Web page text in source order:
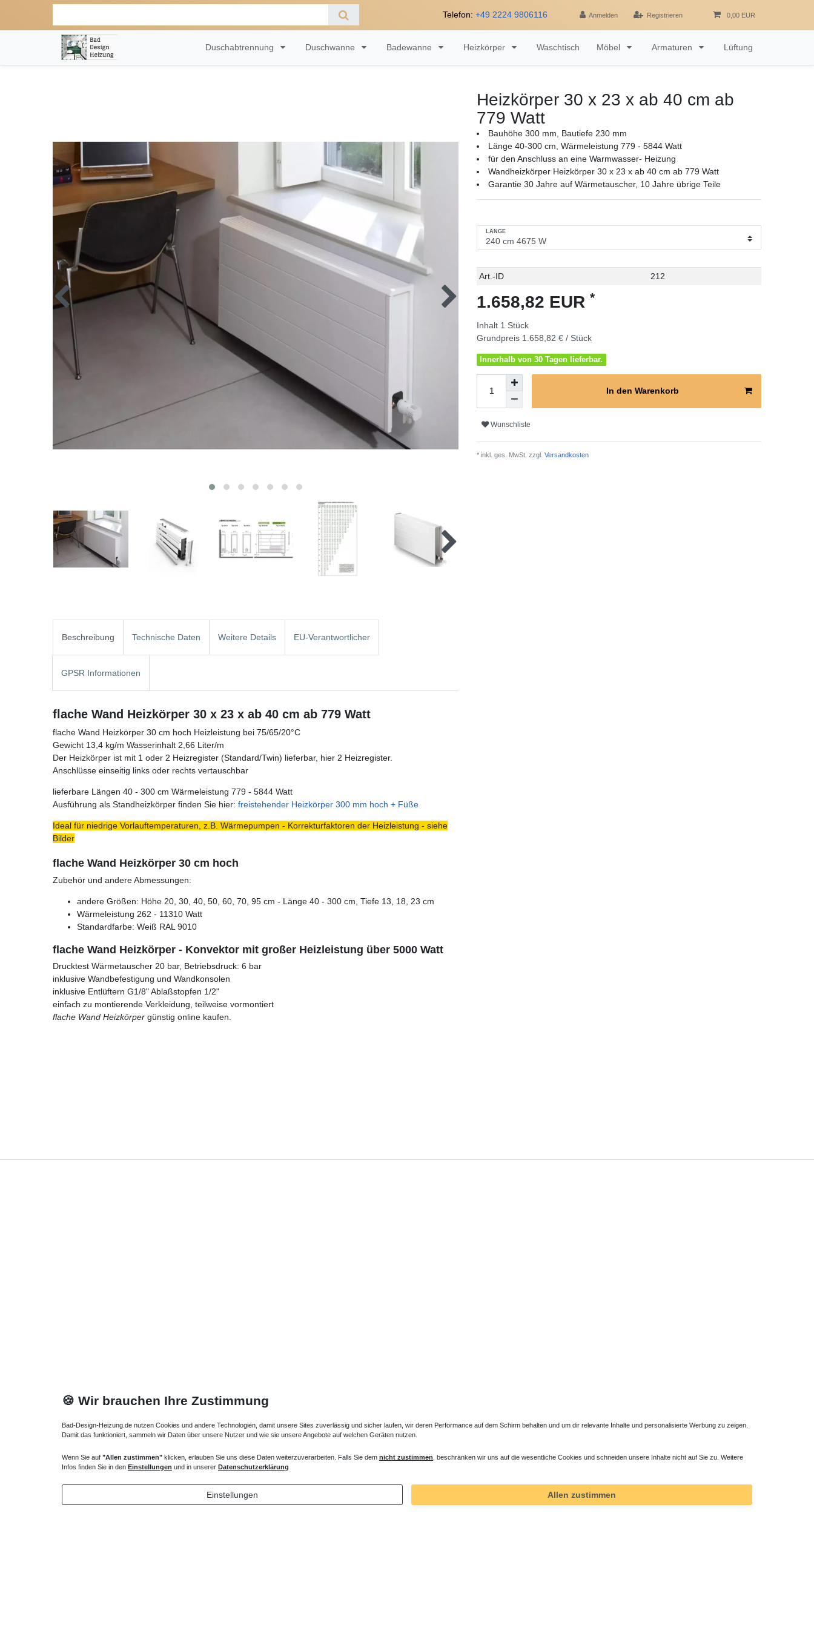
Telefon: +49 2224 9806116 Anmelden Registrieren 0,00 EUR
Duschabtrennung Duschwanne Badewanne Heizkörper Waschtisch Möbel Armaturen Lüftung
Heizkörper 30 x 23 x ab 40 cm ab
779 Watt
Bauhöhe 300 mm, Bautiefe 230 mm
Länge 40-300 cm, Wärmeleistung 779 - 5844 Watt
für den Anschluss an eine Warmwasser- Heizung
Wandheizkörper Heizkörper 30 x 23 x ab 40 cm ab 779 Watt
Garantie 30 Jahre auf Wärmetauscher, 10 Jahre übrige Teile
LÄNGE
Technisches
Wert
Art.-ID 212
1.658,82 EUR *
Inhalt 1 Stück
Grundpreis 1.658,82 € / Stück
Innerhalb von 30 Tagen lieferbar.
In den Warenkorb
Wunschliste
* inkl. ges. MwSt. zzgl. Versandkosten
Beschreibung Technische Daten Weitere Details EU-Verantwortlicher
GPSR Informationen
flache Wand Heizkörper 30 x 23 x ab 40 cm ab 779 Watt
flache Wand Heizkörper 30 cm hoch Heizleistung bei 75/65/20°C
Gewicht 13,4 kg/m Wasserinhalt 2,66 Liter/m
Der Heizkörper ist mit 1 oder 2 Heizregister (Standard/Twin) lieferbar, hier 2 Heizregister.
Anschlüsse einseitig links oder rechts vertauschbar
lieferbare Längen 40 - 300 cm Wärmeleistung 779 - 5844 Watt
Ausführung als Standheizkörper finden Sie hier: freistehender Heizkörper 300 mm hoch + Füße
Ideal für niedrige Vorlauftemperaturen, z.B. Wärmepumpen - Korrekturfaktoren der Heizleistung - siehe
Bilder
flache Wand Heizkörper 30 cm hoch
Zubehör und andere Abmessungen:
andere Größen: Höhe 20, 30, 40, 50, 60, 70, 95 cm - Länge 40 - 300 cm, Tiefe 13, 18, 23 cm
Wärmeleistung 262 - 11310 Watt
Standardfarbe: Weiß RAL 9010
flache Wand Heizkörper - Konvektor mit großer Heizleistung über 5000 Watt
Drucktest Wärmetauscher 20 bar, Betriebsdruck: 6 bar
inklusive Wandbefestigung und Wandkonsolen
inklusive Entlüftern G1/8" Ablaßstopfen 1/2"
einfach zu montierende Verkleidung, teilweise vormontiert
flache Wand Heizkörper günstig online kaufen.
Heizkörper Ventil
135,00 € *
Verlängerter Entlüfter für Heizkörper
43,00 € *
*inkl. ges. MwSt.
Verlängertes Ventil für Heizkörper Konvektor
72,32 € *
🍪 Wir brauchen Ihre Zustimmung
Bad-Design-Heizung.de nutzen Cookies und andere Technologien, damit unsere Sites zuverlässig und sicher laufen, wir deren Performance auf dem Schirm behalten und um dir relevante Inhalte und personalisierte Werbung zu zeigen.
Damit das funktioniert, sammeln wir Daten über unsere Nutzer und wie sie unsere Angebote auf welchen Geräten nutzen.
Wenn Sie auf "Allen zustimmen" klicken, erlauben Sie uns diese Daten weiterzuverarbeiten. Falls Sie dem nicht zustimmen , beschränken wir uns auf die wesentliche Cookies und schneiden unsere Inhalte nicht auf Sie zu. Weitere
Infos finden Sie in den Einstellungen und in unserer Datenschutzerklärung
Einstellungen Allen zustimmen